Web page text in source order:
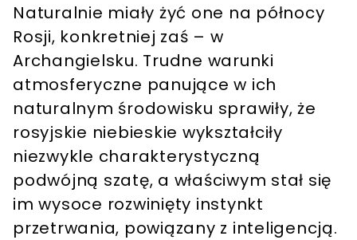
Naturalnie miały żyć one na północy
Rosji, konkretniej zaś – w
Archangielsku. Trudne warunki
atmosferyczne panujące w ich
naturalnym środowisku sprawiły, że
rosyjskie niebieskie wykształciły
niezwykle charakterystyczną
podwójną szatę, a właściwym stał się
im wysoce rozwinięty instynkt
przetrwania, powiązany z inteligencją.